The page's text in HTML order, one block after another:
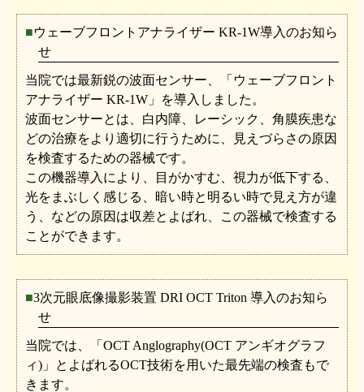
ウェーブフロントアナライザー KR-1W導入のお知ら
せ
当院では最新鋭の波面センサー、「ウェーブフロント
アナライザー KR-1W」を導入しました。
波面センサーとは、白内障、レーシック、角膜疾患な
どの治療をより適切に行うために、見えづらさの原因
を検査するための器械です。
この機器導入により、目がかすむ、視力が低下する、
光をまぶしく感じる、暗い時と明るい時で見え方が違
う、などの原因は収差とよばれ、この器械で検査する
ことができます。
3次元眼底像撮影装置 DRI OCT Triton 導入のお知ら
せ
当院では、「OCT Anglography(OCT アンギオグラフ
ィ)」とよばれるOCT技術を用いた最先端の検査もで
きます。